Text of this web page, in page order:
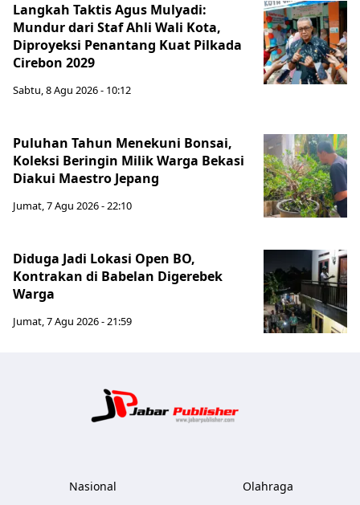
Langkah Taktis Agus Mulyadi:
Mundur dari Staf Ahli Wali Kota,
Diproyeksi Penantang Kuat Pilkada
Cirebon 2029
Sabtu, 8 Agu 2026 - 10:12
Puluhan Tahun Menekuni Bonsai,
Koleksi Beringin Milik Warga Bekasi
Diakui Maestro Jepang
Jumat, 7 Agu 2026 - 22:10
Diduga Jadi Lokasi Open BO,
Kontrakan di Babelan Digerebek
Warga
Jumat, 7 Agu 2026 - 21:59
Nasional Olahraga